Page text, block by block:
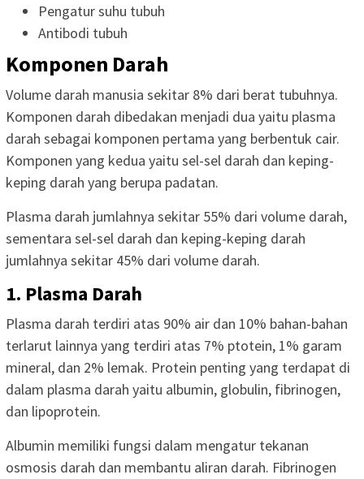
Pengatur suhu tubuh
Antibodi tubuh
Komponen Darah
Volume darah manusia sekitar 8% dari berat tubuhnya.
Komponen darah dibedakan menjadi dua yaitu plasma
darah sebagai komponen pertama yang berbentuk cair.
Komponen yang kedua yaitu sel-sel darah dan keping-
keping darah yang berupa padatan.
Plasma darah jumlahnya sekitar 55% dari volume darah,
sementara sel-sel darah dan keping-keping darah
jumlahnya sekitar 45% dari volume darah.
1. Plasma Darah
Plasma darah terdiri atas 90% air dan 10% bahan-bahan
terlarut lainnya yang terdiri atas 7% ptotein, 1% garam
mineral, dan 2% lemak. Protein penting yang terdapat di
dalam plasma darah yaitu albumin, globulin, fibrinogen,
dan lipoprotein.
Albumin memiliki fungsi dalam mengatur tekanan
osmosis darah dan membantu aliran darah. Fibrinogen